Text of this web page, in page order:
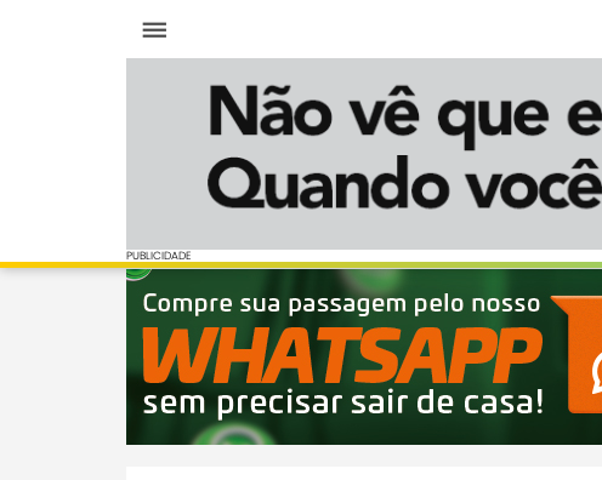
PUBLICIDADE
PUBLICIDADE